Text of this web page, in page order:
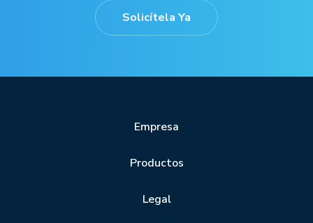
Solicítela Ya
Empresa
Productos
Legal